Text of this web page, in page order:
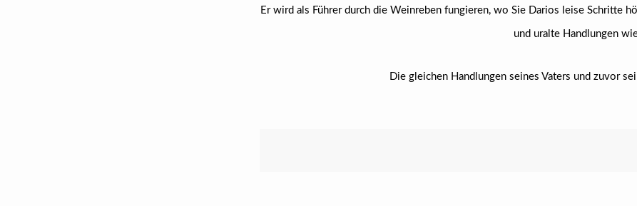
Er wird als Führer durch die Weinreben fungieren, wo Sie Darios leise Schritte
und uralte Handlungen
Die gleichen Handlungen seines Vaters und zuvor